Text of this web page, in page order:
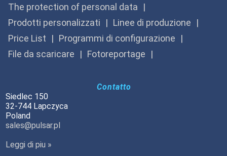
The protection of personal data
Prodotti personalizzati
Linee di produzione
Price List
Programmi di configurazione
File da scaricare
Fotoreportage
Contatto
Siedlec 150
32-744 Lapczyca
Poland
sales@pulsar.pl
Leggi di piu »